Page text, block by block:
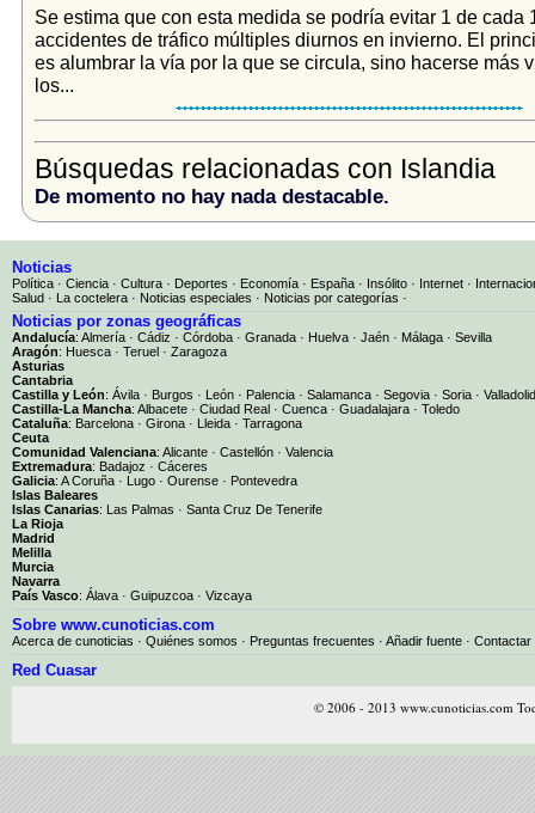
Se estima que con esta medida se podría evitar 1 de cada
accidentes de tráfico múltiples diurnos en invierno. El
es alumbrar la vía por la que se circula, sino hacerse más
los...
Búsquedas relacionadas con Islandia
De momento no hay nada destacable.
Noticias
Política · Ciencia · Cultura · Deportes · Economía · España · Insólito · Internet ·
Salud · La coctelera · Noticias especiales · Noticias por categorías ·
Noticias por zonas geográficas
Andalucía: Almería · Cádiz · Córdoba · Granada · Huelva · Jaén · Málaga · Sevilla
Aragón: Huesca · Teruel · Zaragoza
Asturias
Cantabria
Castilla y León: Ávila · Burgos · León · Palencia · Salamanca · Segovia · Soria · Valladolid
Castilla-La Mancha: Albacete · Ciudad Real · Cuenca · Guadalajara · Toledo
Cataluña: Barcelona · Girona · Lleida · Tarragona
Ceuta
Comunidad Valenciana: Alicante · Castellón · Valencia
Extremadura: Badajoz · Cáceres
Galicia: A Coruña · Lugo · Ourense · Pontevedra
Islas Baleares
Islas Canarias: Las Palmas · Santa Cruz De Tenerife
La Rioja
Madrid
Melilla
Murcia
Navarra
País Vasco: Álava · Guipuzcoa · Vizcaya
Sobre www.cunoticias.com
Acerca de cunoticias · Quiénes somos · Preguntas frecuentes · Añadir fuente · Contactar
Red Cuasar
© 2006 - 2013 www.cunoticias.com